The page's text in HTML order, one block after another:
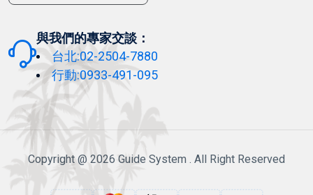
與我們的專家交談：
台北:02-2504-7880
行動:0933-491-095
Copyright @ 2026 Guide System . All Right Reserved